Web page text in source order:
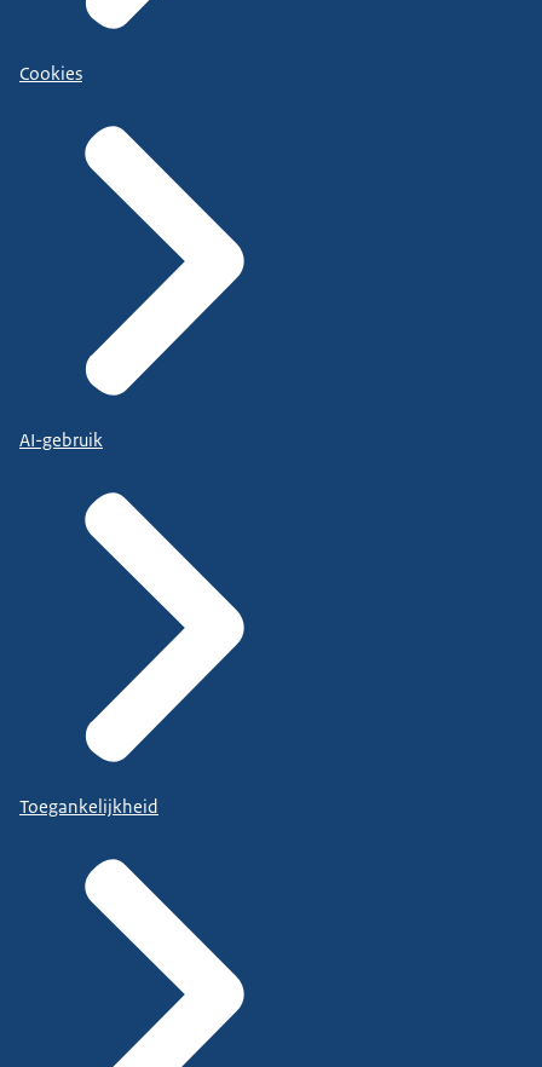
Cookies
AI-gebruik
Toegankelijkheid